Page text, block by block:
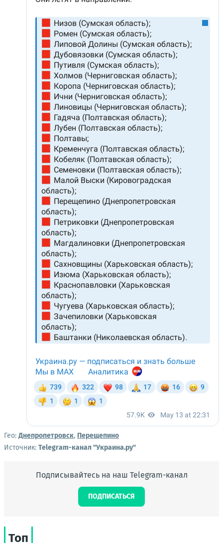
Гео:Днепропетровск, Перещепино
Источник: Telegram-канал "Украина.ру"
Подписывайтесь на наш Telegram-канал
ПОДПИСАТЬСЯ
Топ